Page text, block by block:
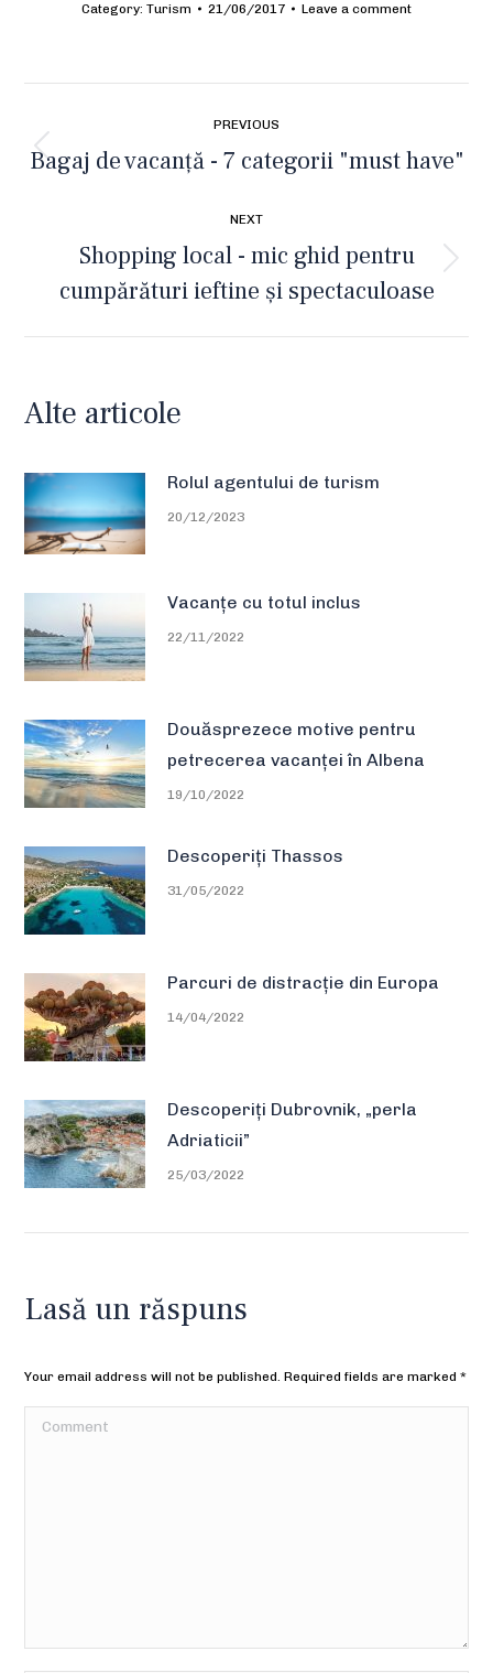
Category: Turism 21/06/2017 Leave a comment
navigation
PREVIOUS
Previous
Bagaj de vacanță - 7 categorii "must have"
NEXT
post:
Shopping local - mic ghid pentru
cumpărături ieftine și spectaculoase
Alte articole
Rolul agentului de turism
20/12/2023
Vacanțe cu totul inclus
22/11/2022
Douăsprezece motive pentru
petrecerea vacanței în Albena
19/10/2022
Descoperiți Thassos
31/05/2022
Parcuri de distracție din Europa
14/04/2022
Descoperiți Dubrovnik, „perla
Adriaticii”
25/03/2022
Lasă un răspuns
Your email address will not be published. Required fields are marked*
Comment